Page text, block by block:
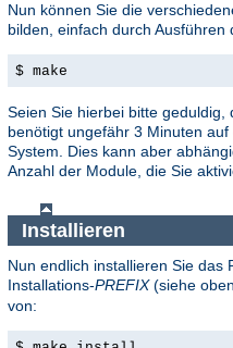
Nun können Sie die
bilden, einfach durch
$ make
Seien Sie hierbei bitte geduldig,
benötigt ungefähr 3 Minuten auf
System. Dies kann aber
Anzahl der Module, die Sie
Installieren
Nun endlich installieren Sie das
Installations-PREFIX(siehe
von: